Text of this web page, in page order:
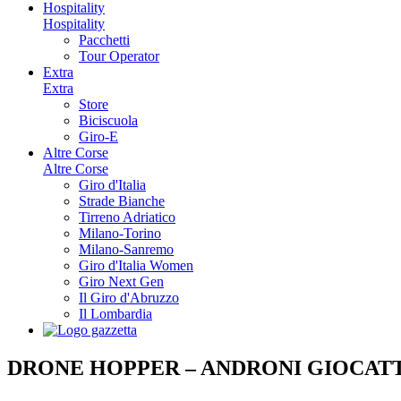
Hospitality
Hospitality
Pacchetti
Tour Operator
Extra
Extra
Store
Biciscuola
Giro-E
Altre Corse
Altre Corse
Giro d'Italia
Strade Bianche
Tirreno Adriatico
Milano-Torino
Milano-Sanremo
Giro d'Italia Women
Giro Next Gen
Il Giro d'Abruzzo
Il Lombardia
DRONE HOPPER – ANDRONI